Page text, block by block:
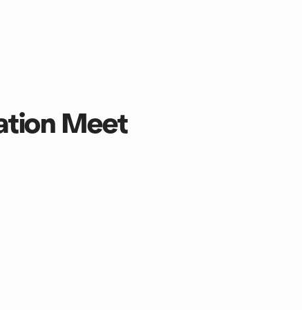
Meet